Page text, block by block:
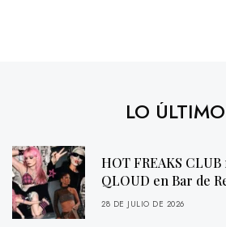
LO ÚLTIMO
HOT FREAKS
QLOUD en Bar de
28 DE JULIO DE 2026